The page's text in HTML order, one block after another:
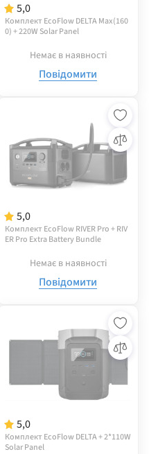
5,0
Комплект EcoFlow DELTA Max(160
0) + 220W Solar Panel
Немає в наявності
Повідомити
5,0
Комплект EcoFlow RIVER Pro + RIV
ER Pro Extra Battery Bundle
Немає в наявності
Повідомити
5,0
Комплект EcoFlow DELTA + 2*110W
Solar Panel